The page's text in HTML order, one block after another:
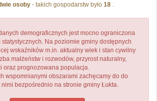
osoby - takich gospodarstw było 18 .
demograficznych jest mocno ograniczona
Na poziomie gminy dostępnych
wskaźników m.in. aktualny wiek i stan cywilny
małżeństw i rozwodów, przyrost naturalny,
oraz prognozowana populacja.
wspomnianymi obszarami zachęcamy do do
bezpośrednio na stronie gminy Łukta.